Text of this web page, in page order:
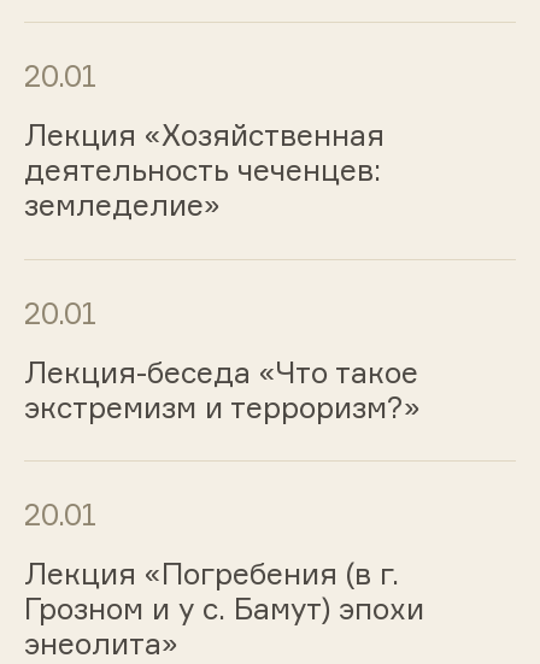
20.01
Лекция «Хозяйственная
деятельность чеченцев:
земледелие»
20.01
Лекция-беседа «Что такое
экстремизм и терроризм?»
20.01
Лекция «Погребения (в г.
Грозном и у с. Бамут) эпохи
энеолита»